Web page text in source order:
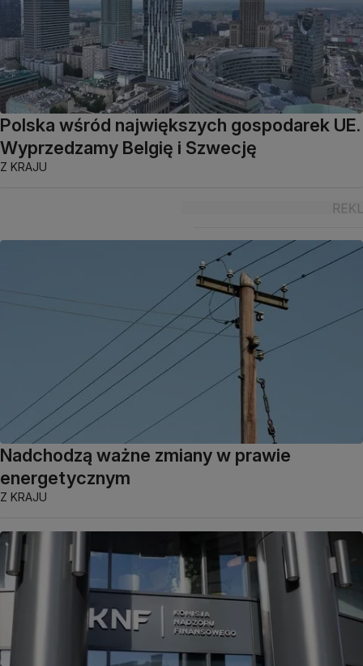
Polska wśród największych gospodarek UE.
Wyprzedzamy Belgię i Szwecję
Z KRAJU
Nadchodzą ważne zmiany w prawie
energetycznym
Z KRAJU